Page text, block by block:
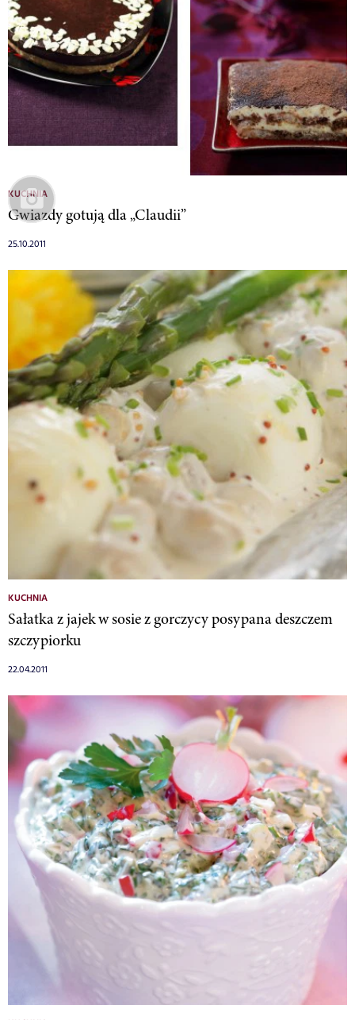
KUCHNIA
Gwiazdy gotują dla „Claudii”
25.10.2011
KUCHNIA
Sałatka z jajek w sosie z gorczycy posypana deszczem
szczypiorku
22.04.2011